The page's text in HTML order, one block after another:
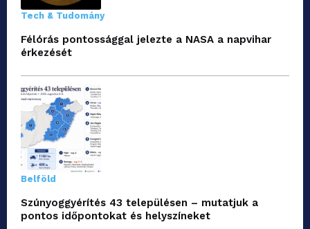
Tech & Tudomány
Félórás pontossággal jelezte a NASA a napvihar
érkezését
Belföld
Szúnyoggyérítés 43 településen – mutatjuk a
pontos időpontokat és helyszíneket